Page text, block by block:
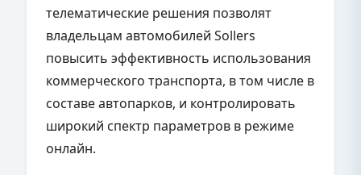
телематические решения позволят
владельцам автомобилей Sollers
повысить эффективность использования
коммерческого транспорта, в том числе в
составе автопарков, и контролировать
широкий спектр параметров в режиме
онлайн.